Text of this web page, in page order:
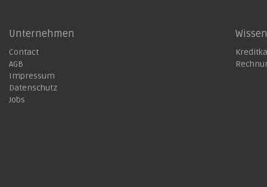
Unternehmen
Contact
AGB
Impressum
Datenschutz
Jobs
Wissen